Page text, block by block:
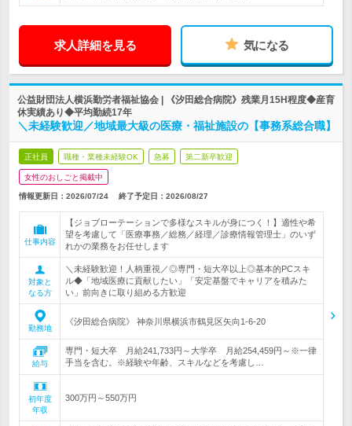
求人詳細を見る 気になる
公益財団法人横浜勤労者福祉協会 | 《汐田総合病院》残業月15H程度◆産育
休実績あり◆平均勤続17年
＼未経験歓迎／地域最大級の医療・福祉施設の【事務系総合職】
正社員 職種・業種未経験OK 急募 第二新卒歓迎
女性のおしごと掲載中
情報更新日：2026/07/24 終了予定日： 2026/08/27
仕事内容
【ジョブローテーションで多様なスキルが身につく！】適性や希
望を考慮して「医療事務／総務／経理／診療情報管理士」のいず
れかの業務をお任せします
対象と
なる方
＼未経験歓迎！人柄重視／◎専門・短大卒以上◎基本的PCスキ
ル◆「地域医療に貢献したい」「安定基盤でキャリアを積みた
い」前向きに取り組める方歓迎
勤務地
《汐田総合病院》 神奈川県横浜市鶴見区矢向1-6-20
給与
専門・短大卒 月給241,733円～大学卒 月給254,459円～※一律
手当を含む。※経験や年齢、スキルなどを考慮し…
初年度
年収
300万円～550万円